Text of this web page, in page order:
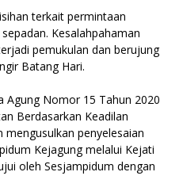
terkait permintaan
Kesalahpahaman
pemukulan dan berujung
Batang Hari.
Agung Nomor 15 Tahun 2020
Berdasarkan Keadilan
penyelesaian
Kejagung melalui Kejati
oleh Sesjampidum dengan